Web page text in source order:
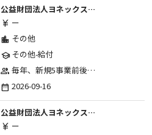
公益財団法人ヨネックススポーツ振興財団
currency_yen ー
location_city その他
schoolその他-給付
group 毎年、新規5事業前後への助成金交付を予定とし、初年度5事業、2年目合計10事業前後、3年目合計15事業前後、4年目以降は15事業前後にて実施する。 2025年度採択実績：5事業、2026年度採択実績：5事業
date_range 2026-09-16
公益財団法人ヨネックススポーツ振興財団
currency_yen ー